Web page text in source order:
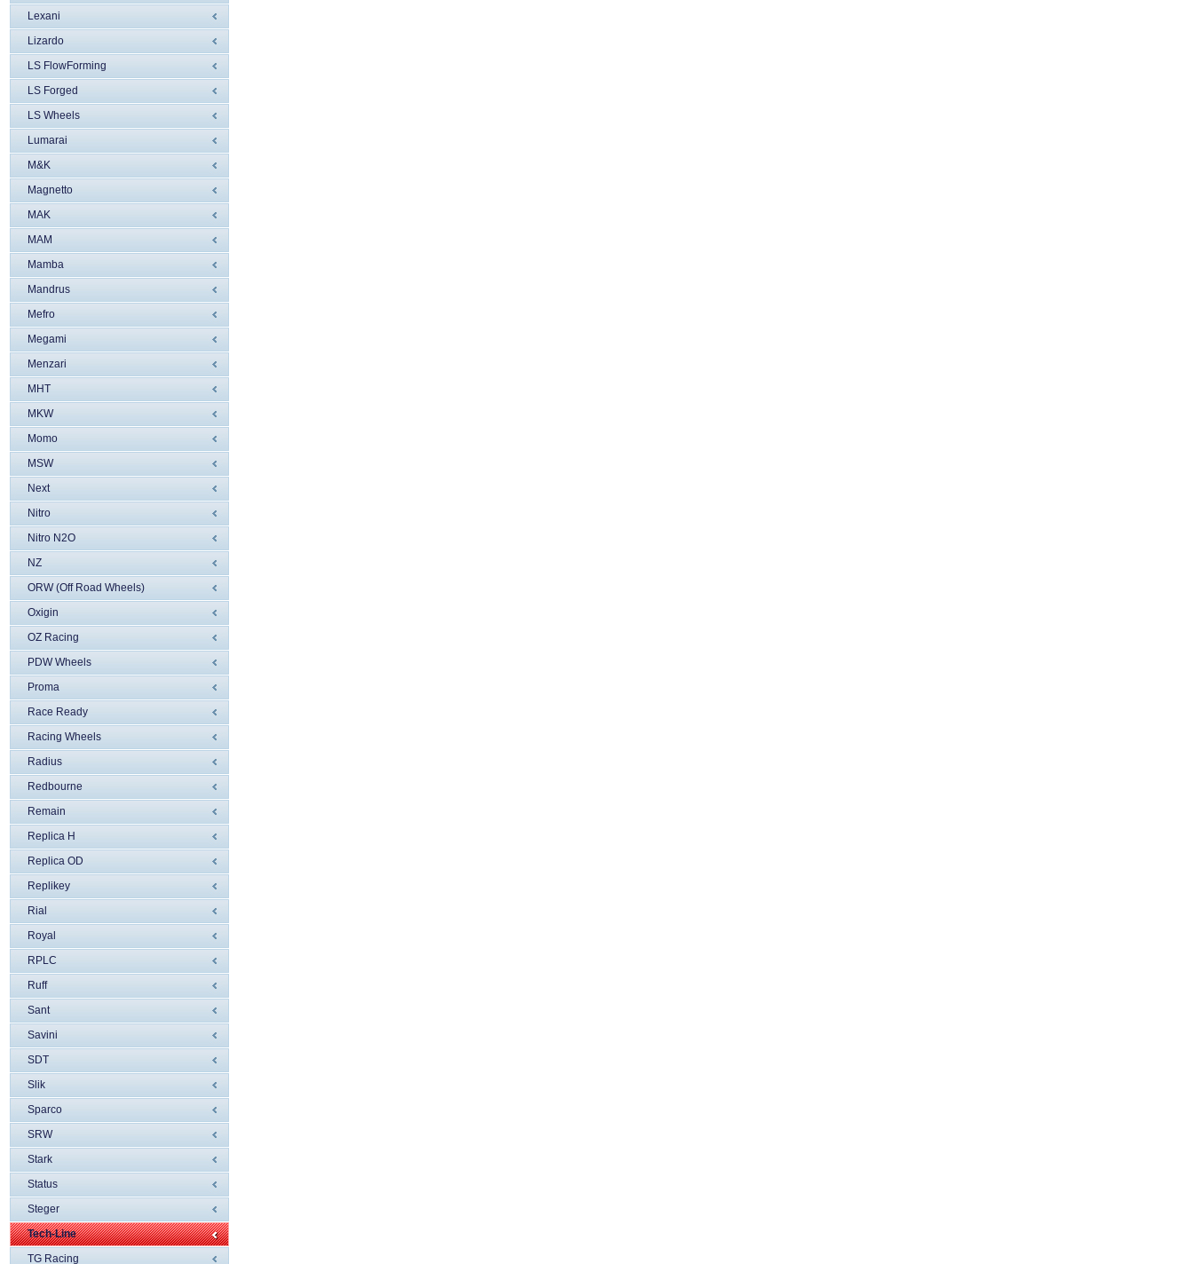
Lexani
Lizardo
LS FlowForming
LS Forged
LS Wheels
Lumarai
M&K
Magnetto
MAK
MAM
Mamba
Mandrus
Mefro
Megami
Menzari
MHT
MKW
Momo
MSW
Next
Nitro
Nitro N2O
NZ
ORW (Off Road Wheels)
Oxigin
OZ Racing
PDW Wheels
Proma
Race Ready
Racing Wheels
Radius
Redbourne
Remain
Replica H
Replica OD
Replikey
Rial
Royal
RPLC
Ruff
Sant
Savini
SDT
Slik
Sparco
SRW
Stark
Status
Steger
Tech-Line
TG Racing